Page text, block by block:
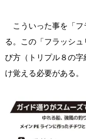
こういった事を「フ
る。この「フラッシ
び方（トリプル８の
け覚える必要がある。